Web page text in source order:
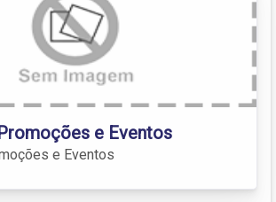
e Eventos
e Eventos